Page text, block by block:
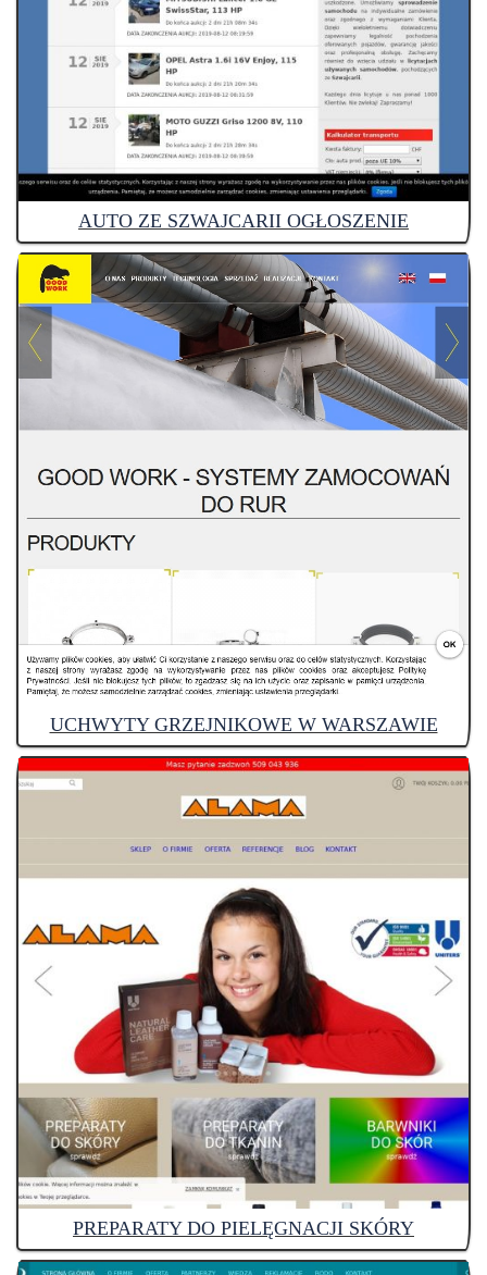
AUTO ZE SZWAJCARII OGŁOSZENIE
UCHWYTY GRZEJNIKOWE W WARSZAWIE
PREPARATY DO PIELĘGNACJI SKÓRY